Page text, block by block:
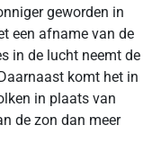
geworden in
een afname van de
in de lucht neemt de
komt het in
in plaats van
de zon dan meer